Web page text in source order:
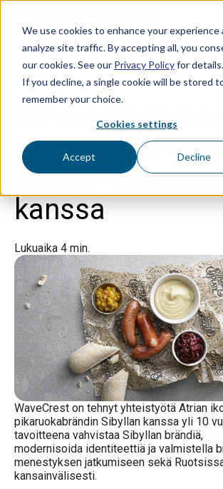
We use cookies to enhance your experience
analyze site traffic. By accepting all, you
our cookies. See our Privacy Policyfor details.
If you decline, a single cookie will be stored
remember your choice.
Cookies settings
Accept Decline
Atria
Yli vuosikymmen
yhteistyötä
Sibylla -brändin
kanssa
Lukuaika 4 min.
WaveCrest on tehnyt yhteistyötä Atrian
pikaruokabrändin Sibyllan kanssa yli 10
tavoitteena vahvistaa Sibyllan brändiä,
modernisoida identiteettiä ja valmistella
menestyksen jatkumiseen sekä
kansainvälisesti.